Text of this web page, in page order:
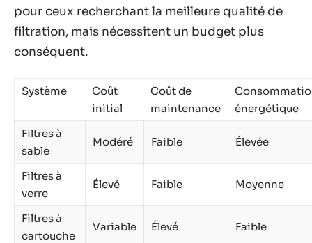
pour ceux recherchant la meilleure qualité de
filtration, mais nécessitent un budget plus
conséquent.
Système
Coût
initial
Coût de
maintenance
énergétique
Filtres à
sable
Modéré Faible Élevée
Filtres à
verre
Élevé Faible Moyenne
Filtres à
cartouche
Variable Élevé Faible